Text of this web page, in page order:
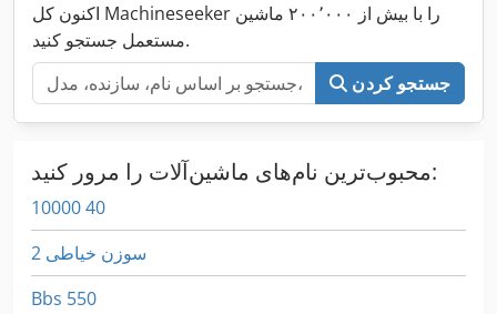
اکنون کل Machineseeker را با بیش از ۲۰۰٬۰۰۰ ماشین
مستعمل جستجو کنید.
جستجو کردن
محبوب‌ترین نام‌های ماشین‌آلات را مرور کنید:
10000 40
2 سوزن خیاطی
Bbs 550